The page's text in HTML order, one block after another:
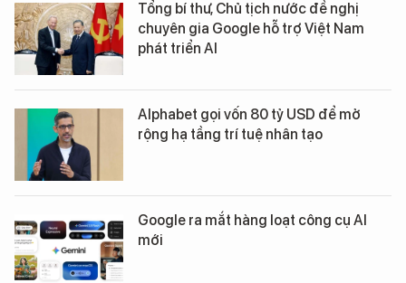
Tổng bí thư, Chủ tịch nước đề nghị
chuyên gia Google hỗ trợ Việt Nam
phát triển AI
Alphabet gọi vốn 80 tỷ USD để mở
rộng hạ tầng trí tuệ nhân tạo
Google ra mắt hàng loạt công cụ AI
mới